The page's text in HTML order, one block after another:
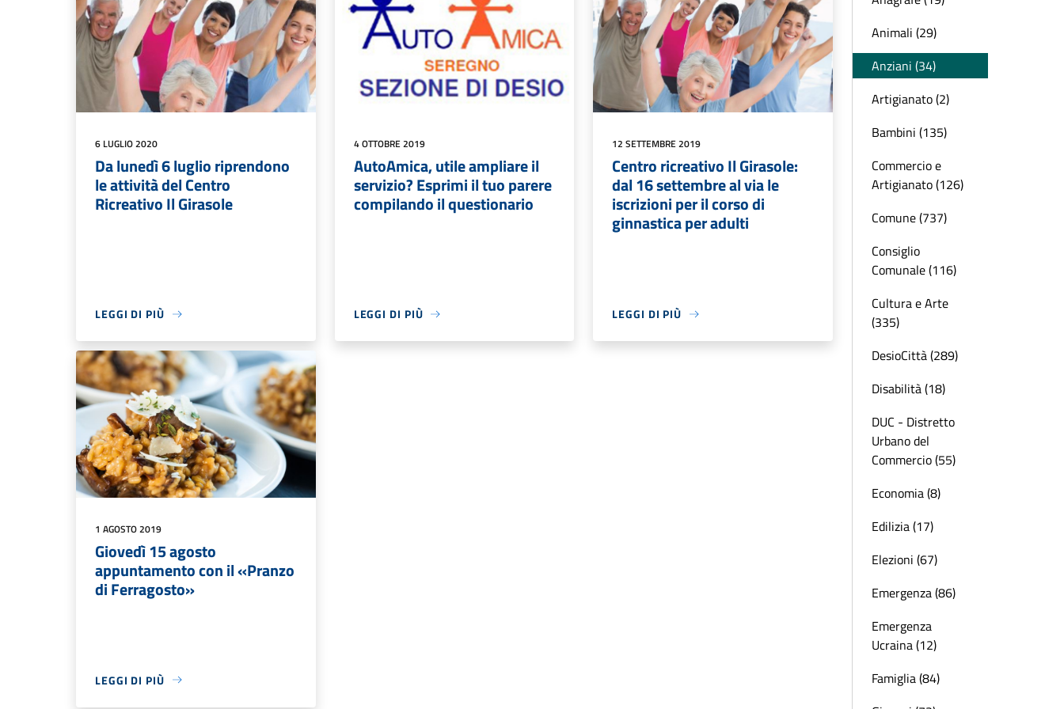
6 LUGLIO 2020
Da lunedì 6 luglio riprendono
le attività del Centro
Ricreativo Il Girasole
LEGGI DI PIÙ
4 OTTOBRE 2019
AutoAmica, utile ampliare il
servizio? Esprimi il tuo parere
compilando il questionario
LEGGI DI PIÙ
12 SETTEMBRE 2019
Centro ricreativo Il Girasole:
dal 16 settembre al via le
iscrizioni per il corso di
ginnastica per adulti
LEGGI DI PIÙ
1 AGOSTO 2019
Giovedì 15 agosto
appuntamento con il «Pranzo
di Ferragosto»
LEGGI DI PIÙ
Animali (29)
Anziani (34)
Artigianato (2)
Bambini (135)
Commercio e
Artigianato (126)
Comune (737)
Consiglio
Comunale (116)
Cultura e Arte
(335)
DesioCittà (289)
Disabilità (18)
DUC - Distretto
Urbano del
Commercio (55)
Economia (8)
Edilizia (17)
Elezioni (67)
Emergenza (86)
Emergenza
Ucraina (12)
Famiglia (84)